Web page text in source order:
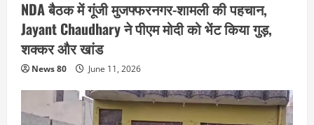
NDA बैठक में गूंजी मुजफ्फरनगर-शामली की पहचान,
Jayant Chaudhary ने पीएम मोदी को भेंट किया गुड़,
शक्कर और खांड
News 80 June 11, 2026